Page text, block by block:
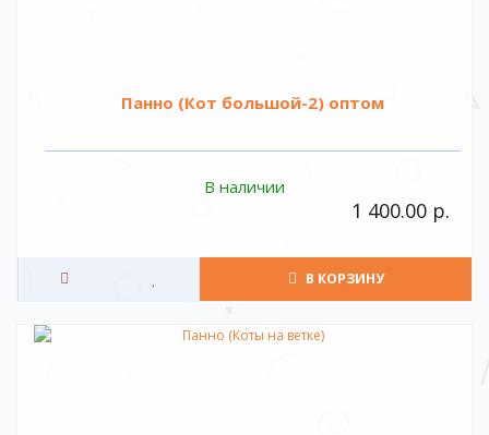
Панно (Кот большой-2) оптом
В наличии
1 400.00 р.
В КОРЗИНУ